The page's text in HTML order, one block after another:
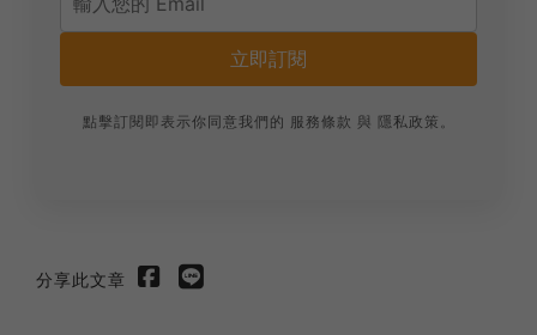
立即訂閱
點擊訂閱即表示你同意我們的 服務條款 與 隱私政策
分享此文章